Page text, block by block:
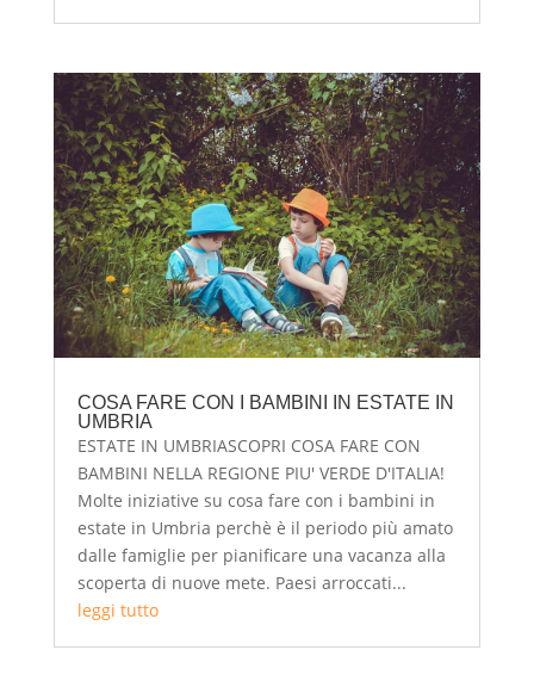
COSA FARE CON I BAMBINI IN ESTATE IN
UMBRIA
ESTATE IN UMBRIASCOPRI COSA FARE CON
BAMBINI NELLA REGIONE PIU' VERDE D'ITALIA!
Molte iniziative su cosa fare con i bambini in
estate in Umbria perchè è il periodo più amato
dalle famiglie per pianificare una vacanza alla
scoperta di nuove mete. Paesi arroccati...
leggi tutto